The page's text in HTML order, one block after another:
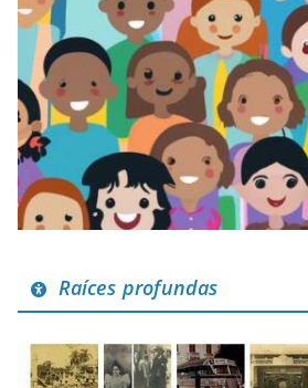
Raíces profundas